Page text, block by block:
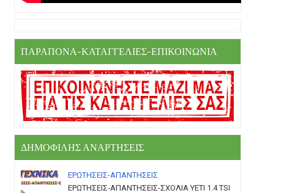
ΠΑΡΑΠΟΝΑ-ΚΑΤΑΓΓΕΛΙΕΣ-ΕΠΙΚΟΙΝΩΝΙΑ
ΔΗΜΟΦΙΛΗΣ ΑΝΑΡΤΗΣΕΙΣ
ΕΡΩΤΗΣΕΙΣ-ΑΠΑΝΤΗΣΕΙΣ
ΕΡΩΤΗΣΕΙΣ-ΑΠΑΝΤΗΣΕΙΣ-ΣΧΟΛΙΑ YETI 1.4 TSI